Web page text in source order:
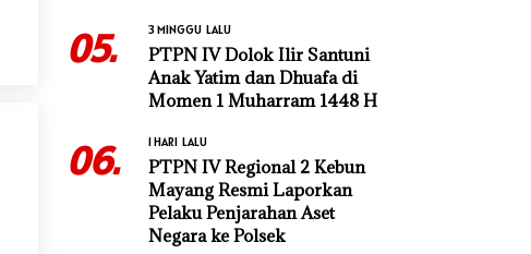
05. 3 MINGGU LALU
PTPN IV Dolok Ilir Santuni
Anak Yatim dan Dhuafa di
Momen 1 Muharram 1448 H
06. 1 HARI LALU
PTPN IV Regional 2 Kebun
Mayang Resmi Laporkan
Pelaku Penjarahan Aset
Negara ke Polsek